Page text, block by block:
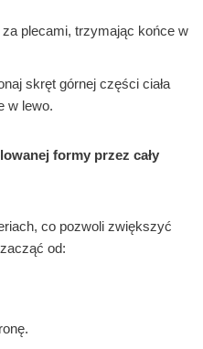
plecami, trzymając końce w
skręt górnej części ciała
w lewo.
formy przez cały
co pozwoli zwiększyć
od: